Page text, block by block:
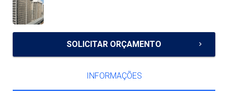
SOLICITAR ORÇAMENTO keyboard_arrow_right
INFORMAÇÕES